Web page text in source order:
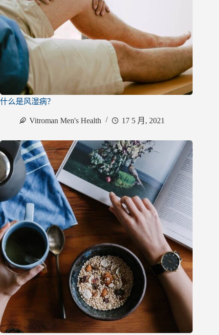
什么是风湿病？
Vitroman Men's Health 17 5 月, 2021